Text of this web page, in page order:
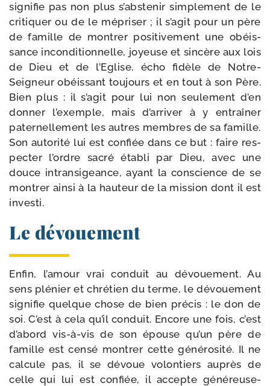
signi­fie pas non plus s’abstenir sim­ple­ment de le
cri­ti­quer ou de le mépri­ser ; il s’agit pour un père
de famille de mon­trer posi­ti­ve­ment une obéis­
sance incon­di­tion­nelle, joyeuse et sin­cère aux lois
de Dieu et de l’Eglise, écho fidèle de Notre-​
Seigneur obéis­sant tou­jours et en tout à son Père.
Bien plus : il s’agit pour lui non seule­ment d’en
don­ner l’exemple, mais d’arriver à y entraî­ner
pater­nel­le­ment les autres membres de sa famille.
Son auto­ri­té lui est confiée dans ce but : faire res­
pec­ter l’ordre sacré éta­bli par Dieu, avec une
douce intran­si­geance, ayant la conscience de se
mon­trer ain­si à la hau­teur de la mis­sion dont il est
investi.
Le dévouement
Enfin, l’amour vrai conduit au dévoue­ment. Au
sens plé­nier et chré­tien du terme, le dévoue­ment
signi­fie quelque chose de bien pré­cis : le don de
soi. C’est à cela qu’il conduit. Encore une fois, c’est
d’abord vis-​à-​vis de son épouse qu’un père de
famille est cen­sé mon­trer cette géné­ro­si­té. Il ne
cal­cule pas, il se dévoue volon­tiers auprès de
celle qui lui est confiée, il accepte géné­reu­se­